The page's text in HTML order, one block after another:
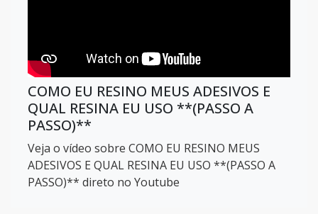
COMO EU RESINO MEUS ADESIVOS E
QUAL RESINA EU USO **(PASSO A
PASSO)**
Veja o vídeo sobre COMO EU RESINO MEUS
ADESIVOS E QUAL RESINA EU USO **(PASSO A
PASSO)** direto no Youtube